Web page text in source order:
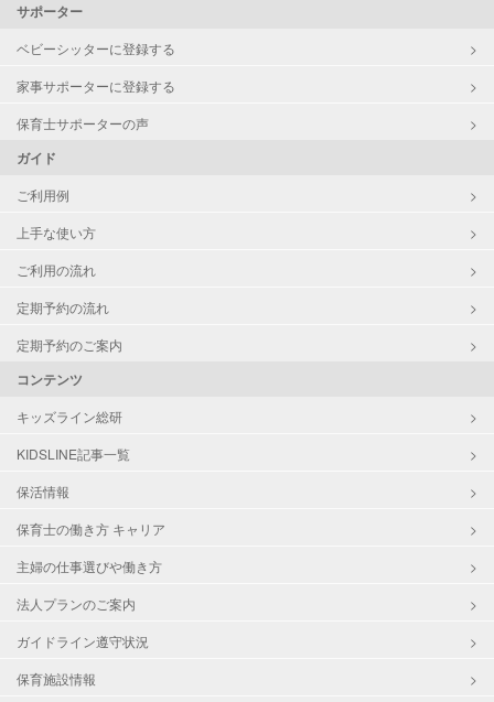
サポーター
ベビーシッターに登録する
家事サポーターに登録する
保育士サポーターの声
ガイド
ご利用例
上手な使い方
ご利用の流れ
定期予約の流れ
定期予約のご案内
コンテンツ
キッズライン総研
KIDSLINE記事一覧
保活情報
保育士の働き方 キャリア
主婦の仕事選びや働き方
法人プランのご案内
ガイドライン遵守状況
保育施設情報